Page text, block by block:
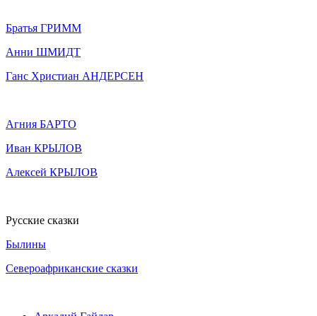
Братья ГРИММ
Анни ШМИДТ
Ганс Христиан АНДЕРСЕН
Агния БАРТО
Иван КРЫЛОВ
Алексей КРЫЛОВ
Русские сказки
Былины
Североафриканские сказки